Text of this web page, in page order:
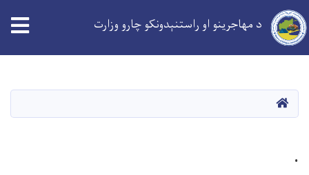
content
د مهاجرینو او راستنېدونکو چارو وزارت
کورپاڼه
.